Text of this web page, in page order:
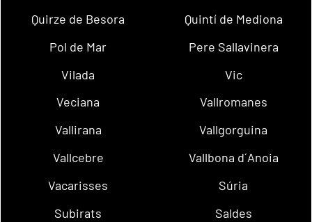
Quirze de Besora
Quintí de Mediona
Pol de Mar
Pere Sallavinera
Vilada
Vic
Veciana
Vallromanes
Vallirana
Vallgorguina
Vallcebre
Vallbona d´Anoia
Vacarisses
Súria
Subirats
Saldes